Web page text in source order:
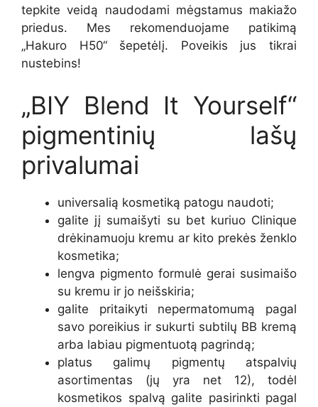
tepkite veidą naudodami mėgstamus makiažo
priedus. Mes rekomenduojame patikimą
„Hakuro H50“ šepetėlį. Poveikis jus tikrai
nustebins!
„BIY Blend It Yourself“
pigmentinių lašų
privalumai
universalią kosmetiką patogu naudoti;
galite jį sumaišyti su bet kuriuo Clinique
drėkinamuoju kremu ar kito prekės ženklo
kosmetika;
lengva pigmento formulė gerai susimaišo
su kremu ir jo neišskiria;
galite pritaikyti nepermatomumą pagal
savo poreikius ir sukurti subtilų BB kremą
arba labiau pigmentuotą pagrindą;
platus galimų pigmentų atspalvių
asortimentas (jų yra net 12), todėl
kosmetikos spalvą galite pasirinkti pagal